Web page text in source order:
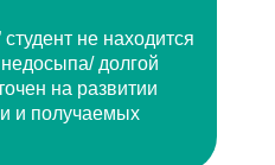
студент не находится
долгой
на развитии
и получаемых